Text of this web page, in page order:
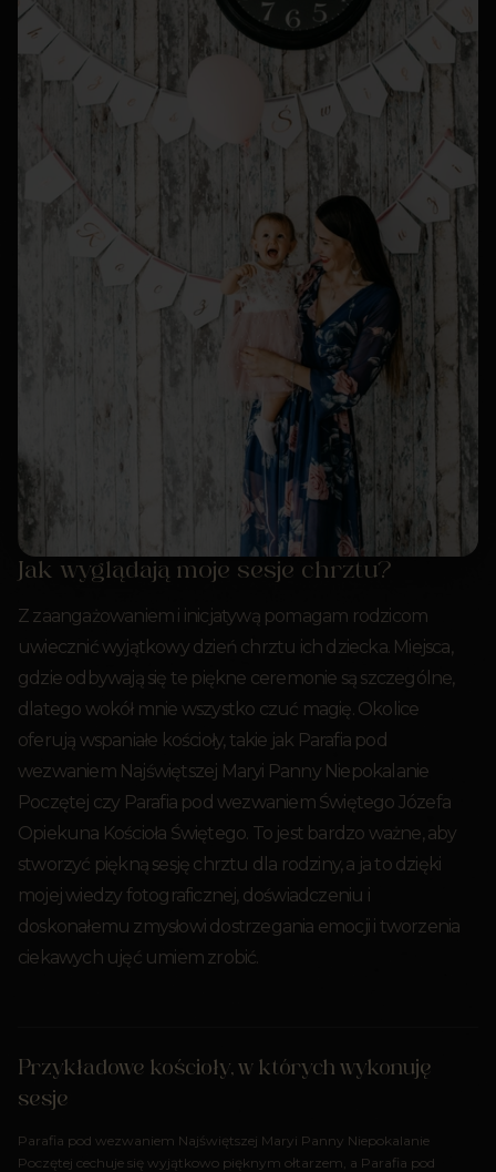
Jak wyglądają moje sesje chrztu?
Z zaangażowaniem i inicjatywą pomagam rodzicom
uwiecznić wyjątkowy dzień chrztu ich dziecka. Miejsca,
gdzie odbywają się te piękne ceremonie są szczególne,
dlatego wokół mnie wszystko czuć magię. Okolice
oferują wspaniałe kościoły, takie jak Parafia pod
wezwaniem Najświętszej Maryi Panny Niepokalanie
Poczętej czy Parafia pod wezwaniem Świętego Józefa
Opiekuna Kościoła Świętego. To jest bardzo ważne, aby
stworzyć piękną sesję chrztu dla rodziny, a ja to dzięki
mojej wiedzy fotograficznej, doświadczeniu i
doskonałemu zmysłowi dostrzegania emocji i tworzenia
ciekawych ujęć umiem zrobić.
Przykładowe kościoły, w których wykonuję
sesje
Parafia pod wezwaniem Najświętszej Maryi Panny Niepokalanie
Poczętej cechuje się wyjątkowo pięknym ołtarzem, a Parafia pod